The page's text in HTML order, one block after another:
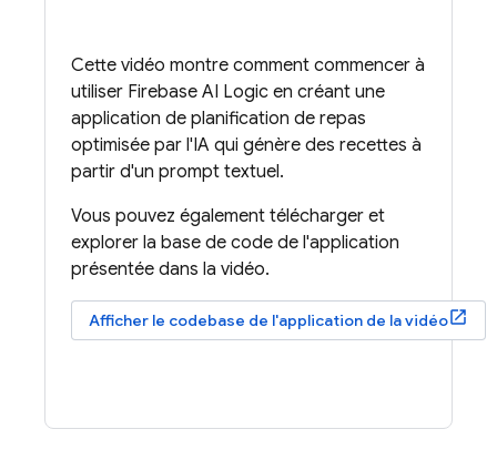
Cette vidéo montre comment commencer à
utiliser Firebase AI Logic en créant une
application de planification de repas
optimisée par l'IA qui génère des recettes à
partir d'un prompt textuel.
Vous pouvez également télécharger et
explorer la base de code de l'application
présentée dans la vidéo.
Afficher le codebase de l'application de la vidéo